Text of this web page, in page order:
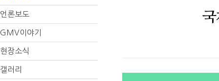
언론보도
GMV이야기
현장소식
갤러리
국